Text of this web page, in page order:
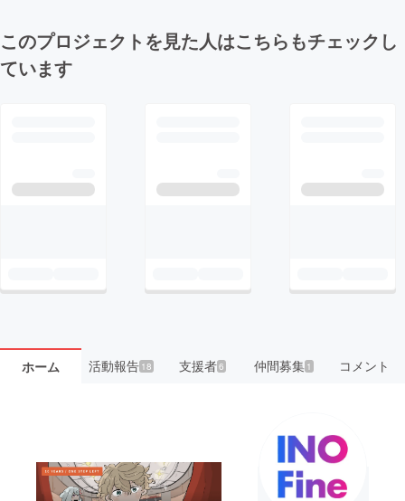
このプロジェクトを見た人はこちらもチェックし
ています
ホーム 活動報告18 支援者6 仲間募集 1 コメント